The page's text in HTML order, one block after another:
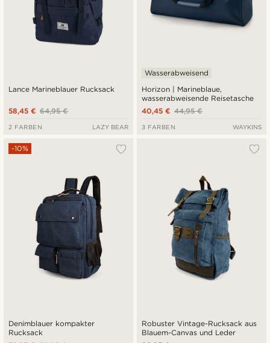
Lance Marineblauer Rucksack
64,95 €
58,45 €
2 FARBEN LAZY BEAR
Horizon | Marineblaue,
wasserabweisende Reisetasche
Wasserabweisend
44,95 €
40,45 €
3 FARBEN WAYKINS
Denimblauer kompakter
Rucksack
-10%
Robuster Vintage-Rucksack aus
Blauem-Canvas und Leder